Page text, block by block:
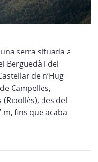
serra situada a
Berguedà i del
de n’Hug
Campelles,
des del
m, fins que acaba